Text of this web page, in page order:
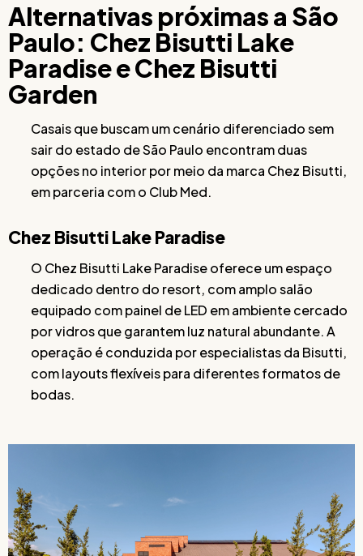
Alternativas próximas a São
Paulo: Chez Bisutti Lake
Paradise e Chez Bisutti
Garden
Casais que buscam um cenário diferenciado sem
sair do estado de São Paulo encontram duas
opções no interior por meio da marca Chez Bisutti,
em parceria com o Club Med.
Chez Bisutti Lake Paradise
O Chez Bisutti Lake Paradise oferece um espaço
dedicado dentro do resort, com amplo salão
equipado com painel de LED em ambiente cercado
por vidros que garantem luz natural abundante. A
operação é conduzida por especialistas da Bisutti,
com layouts flexíveis para diferentes formatos de
bodas.